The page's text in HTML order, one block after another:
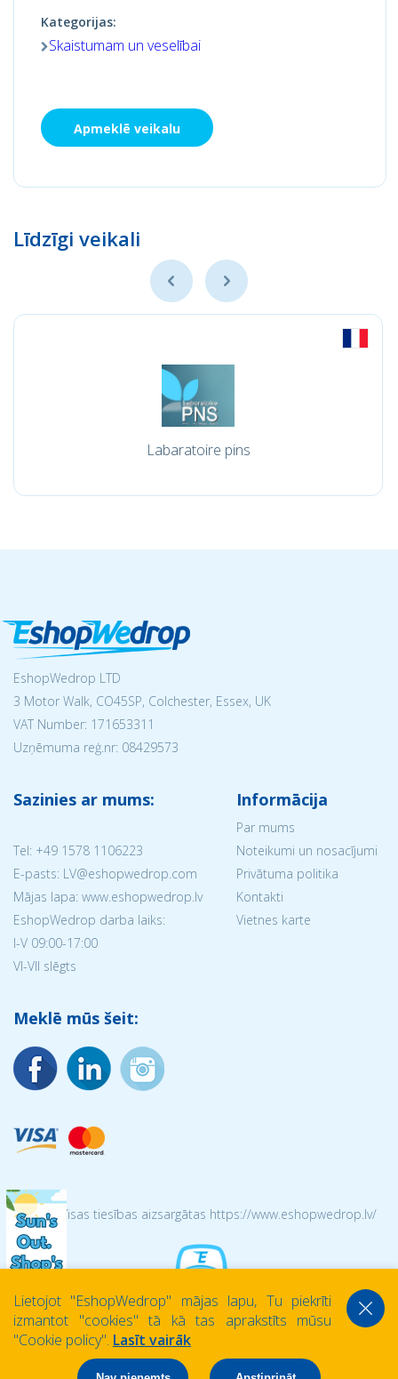
Kategorijas:
Skaistumam un veselībai
Apmeklē veikalu
Līdzīgi veikali
Labaratoire pins
EshopWedrop LTD
3 Motor Walk, CO45SP, Colchester, Essex, UK
VAT Number: 171653311
Uzņēmuma reģ.nr: 08429573
Sazinies ar mums:
Tel: +49 1578 1106223
E-pasts: LV@eshopwedrop.com
Mājas lapa: www.eshopwedrop.lv
EshopWedrop darba laiks:
I-V 09:00-17:00
VI-VII slēgts
Informācija
Par mums
Noteikumi un nosacījumi
Privātuma politika
Kontakti
Vietnes karte
Meklē mūs šeit:
© 2026 Visas tiesības aizsargātas https://www.eshopwedrop.lv/
Lietojot ''EshopWedrop'' mājas lapu, Tu piekrīti
izmantot ''cookies'' tā kā tas aprakstīts mūsu
''Cookie policy''. Lasīt vairāk